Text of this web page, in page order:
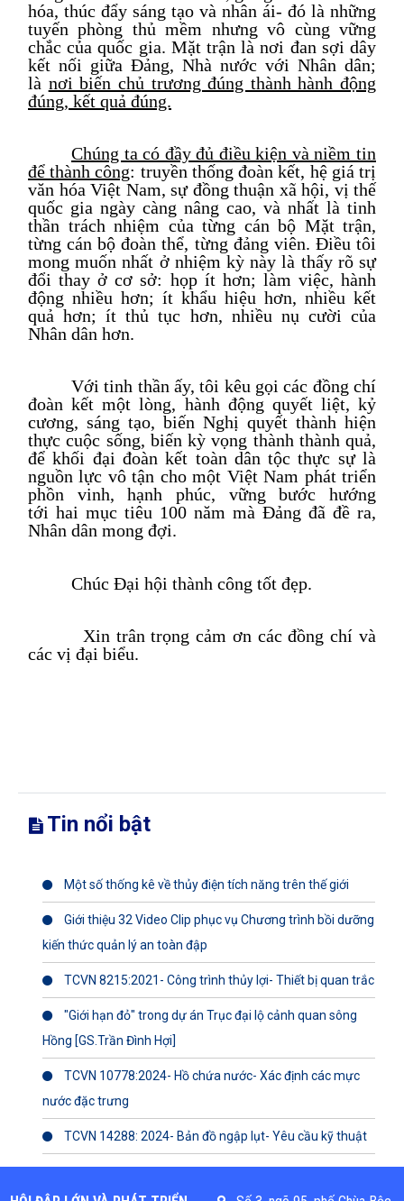
hóa, thúc đẩy sáng tạo và nhân ái- đó là những
tuyến phòng thủ mềm nhưng vô cùng vững
chắc của quốc gia. Mặt trận là nơi đan sợi dây
kết nối giữa Đảng, Nhà nước với Nhân dân;
là nơi biến chủ trương đúng thành hành động
đúng, kết quả đúng.
Chúng ta có đầy đủ điều kiện và niềm tin
để thành công: truyền thống đoàn kết, hệ giá trị
văn hóa Việt Nam, sự đồng thuận xã hội, vị thế
quốc gia ngày càng nâng cao, và nhất là tinh
thần trách nhiệm của từng cán bộ Mặt trận,
từng cán bộ đoàn thể, từng đảng viên. Điều tôi
mong muốn nhất ở nhiệm kỳ này là thấy rõ sự
đổi thay ở cơ sở: họpíthơn; làm việc, hành
động nhiều hơn; ít khẩu hiệu hơn, nhiều kết
quả hơn; ít thủ tục hơn, nhiều nụ cười của
Nhân dân hơn.
Với tinh thần ấy, tôi kêu gọi các đồng chí
đoàn kết một lòng, hành động quyết liệt, kỷ
cương, sáng tạo, biến Nghị quyết thành hiện
thựccuộc sống, biến kỳ vọng thành thành quả,
để khối đại đoàn kết toàn dân tộc thực sự là
nguồn lực vô tận cho một Việt Nam phát triển
phồn vinh, hạnh phúc, vững bước hướng
tới hai mục tiêu 100 năm mà Đảng đã đề ra,
Nhân dân mong đợi.
Chúc Đại hội thành công tốt đẹp.
Xin trân trọng cảm ơn các đồng chí và
các vị đại biểu.
Tin nổi bật
Một số thống kê về thủy điện tích năng trên thế giới
Giới thiệu 32 Video Clip phục vụ Chương trình bồi dưỡng
kiến thức quản lý an toàn đập
TCVN 8215:2021- Công trình thủy lợi- Thiết bị quan trắc
"Giới hạn đỏ" trong dự án Trục đại lộ cảnh quan sông
Hồng [GS.Trần Đình Hợi]
TCVN 10778:2024- Hồ chứa nước- Xác định các mực
nước đặc trưng
TCVN 14288: 2024- Bản đồ ngập lụt- Yêu cầu kỹ thuật